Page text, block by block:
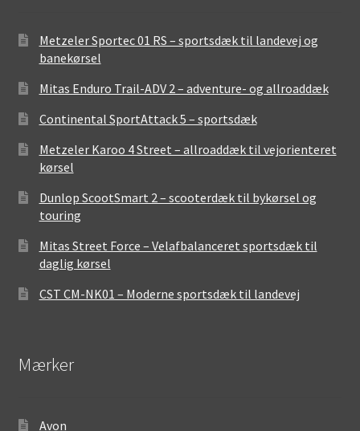
Metzeler Sportec 01 RS – sportsdæk til landevej og
banekørsel
Mitas Enduro Trail-ADV 2 – adventure- og allroaddæk
Continental SportAttack 5 – sportsdæk
Metzeler Karoo 4 Street – allroaddæk til vejorienteret
kørsel
Dunlop ScootSmart 2 – scooterdæk til bykørsel og
touring
Mitas Street Force – Velafbalanceret sportsdæk til
daglig kørsel
CST CM-NK01 – Moderne sportsdæk til landevej
Mærker
Avon